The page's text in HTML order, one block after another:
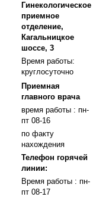
Гинекологическое
приемное
отделение,
Кагальницкое
шоссе, 3
Время работы:
круглосуточно
Приемная
главного врача
время работы : пн-
пт 08-16
по факту
нахождения
Телефон горячей
линии:
Время работы : пн-
пт 08-17